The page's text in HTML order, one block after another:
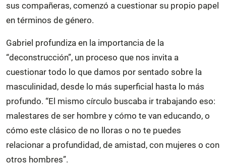
sus compañeras, comenzó a cuestionar su propio papel
en términos de género.
Gabriel profundiza en la importancia de la
“deconstrucción”, un proceso que nos invita a
cuestionar todo lo que damos por sentado sobre la
masculinidad, desde lo más superficial hasta lo más
profundo. “El mismo círculo buscaba ir trabajando eso:
malestares de ser hombre y cómo te van educando, o
cómo este clásico de no lloras o no te puedes
relacionar a profundidad, de amistad, con mujeres o con
otros hombres”.